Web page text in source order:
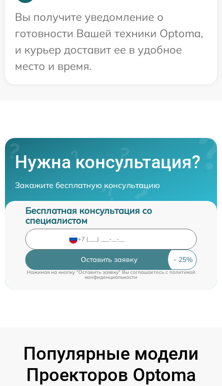
Вы получите уведомление о
готовности Вашей техники Optoma,
и курьер доставит ее в удобное
место и время.
Нужна консультация?
Закажите бесплатную консультацию
Бесплатная консультация со
специалистом
Оставить заявку
Нажимая на кнопку "Оставить заявку" Вы соглашаетесь cполитикой
конфиденциальности
Популярные модели
Проекторов Optoma